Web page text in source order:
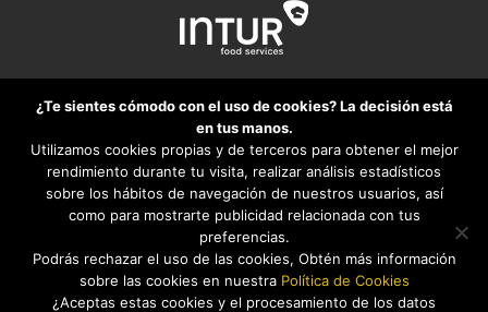
Aviso legal Política de privacidad
¿Te sientes cómodo con el uso de cookies? La decisión está
en tus manos.
Utilizamos cookies propias y de terceros para obtener el mejor
rendimiento durante tu visita, realizar análisis estadísticos
sobre los hábitos de navegación de nuestros usuarios, así
como para mostrarte publicidad relacionada con tus
preferencias.
Podrás rechazar el uso de las cookies, Obtén más información
sobre las cookies en nuestra Política de Cookies
¿Aceptas estas cookies y el procesamiento de los datos